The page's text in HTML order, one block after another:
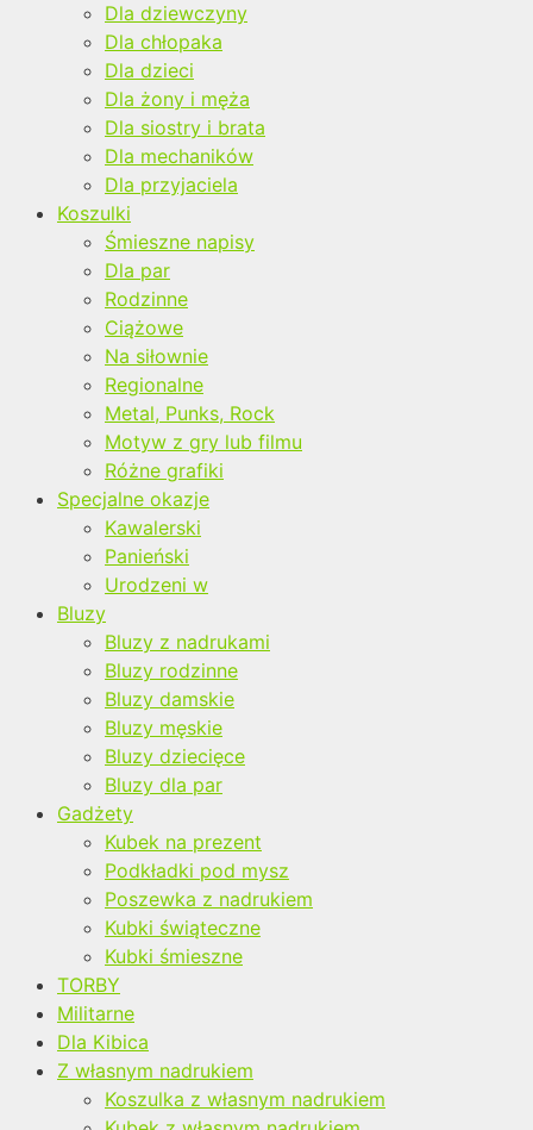
Dla dziewczyny
Dla chłopaka
Dla dzieci
Dla żony i męża
Dla siostry i brata
Dla mechaników
Dla przyjaciela
Koszulki
Śmieszne napisy
Dla par
Rodzinne
Ciążowe
Na siłownie
Regionalne
Metal, Punks, Rock
Motyw z gry lub filmu
Różne grafiki
Specjalne okazje
Kawalerski
Panieński
Urodzeni w
Bluzy
Bluzy z nadrukami
Bluzy rodzinne
Bluzy damskie
Bluzy męskie
Bluzy dziecięce
Bluzy dla par
Gadżety
Kubek na prezent
Podkładki pod mysz
Poszewka z nadrukiem
Kubki świąteczne
Kubki śmieszne
TORBY
Militarne
Dla Kibica
Z własnym nadrukiem
Koszulka z własnym nadrukiem